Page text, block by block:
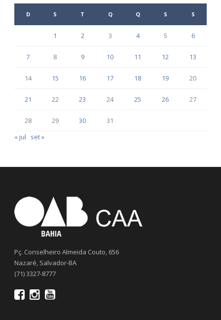
D S T Q Q S S
1 2 3 4 5 6
7 8 9 10 11 12 13
14 15 16 17 18 19 20
21 22 23 24 25 26 27
28 29 30
31
« jul
set »
Pç. Conselheiro Almeida Couto, 656
Nazaré, Salvador-BA
(71) 3327-8777